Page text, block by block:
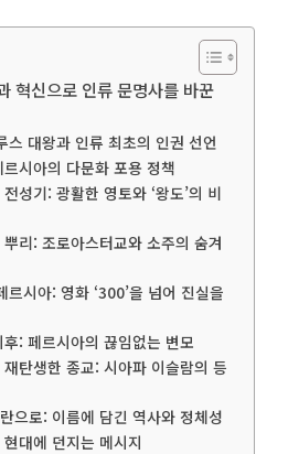
혁신으로 인류 문명사를 바꾼
스 대왕과 인류 최초의 인권 선언
시아의 다문화 포용 정책
성기: 광활한 영토와 ‘왕도’의 비
리: 조로아스터교와 소주의 숨겨
르시아: 영화 ‘300’을 넘어 진실을
: 페르시아의 끊임없는 변모
탄생한 종교: 시아파 이슬람의 등
으로: 이름에 담긴 역사와 정체성
대에 던지는 메시지